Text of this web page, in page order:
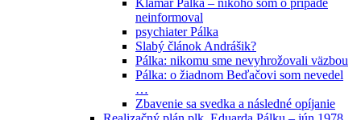
neinformoval
psychiater Pálka
Slabý článok Andrášik?
Pálka: nikomu sme nevyhrožovali väzbou
Pálka: o žiadnom Beďačovi som nevedel
…
Zbavenie sa svedka a následné opíjanie